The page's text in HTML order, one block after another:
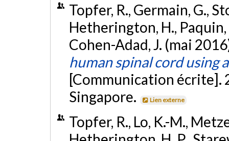
Topfer, R., Germain, G.,
Hetherington, H., Paquin,
Cohen-Adad, J. (mai
human spinal cord using
[Communication écrite].
Singapore.
Lien externe
Topfer, R., Lo, K.-M.,